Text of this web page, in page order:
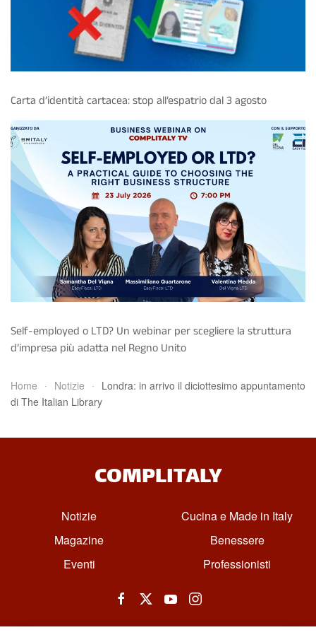
Carta d’identità cartacea: stop all’espatrio dal 3 agosto
Self-employed o LTD? Un webinar per scegliere la struttura
d’impresa più adatta nel Regno Unito
Home Notizie
Londra: in arrivo il diciottesimo appuntamento
di The Italian Library
COMPLITALY
Notizie
Magazine
Eventi
Cucina e Made in Italy
Benessere
Professionisti